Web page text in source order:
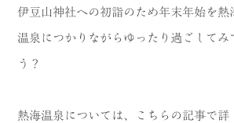
伊豆山神社への初詣のため年末年始を熱
温泉につかりながらゆったり過ごしてみ
う？
熱海温泉については、こちらの記事で詳